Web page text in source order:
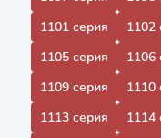
1101 серия
1102
1105 серия
1106
1109 серия
1110
1113 серия
1114